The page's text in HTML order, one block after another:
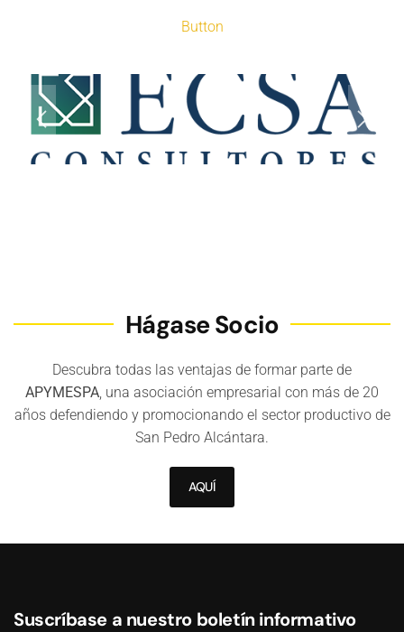
Button
Hágase Socio
Descubra todas las ventajas de formar parte de
APYMESPA , una asociación empresarial con más de 20
años defendiendo y promocionando el sector productivo de
San Pedro Alcántara.
AQUÍ
Suscríbase a nuestro boletín informativo